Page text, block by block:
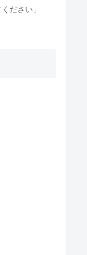
ださい」